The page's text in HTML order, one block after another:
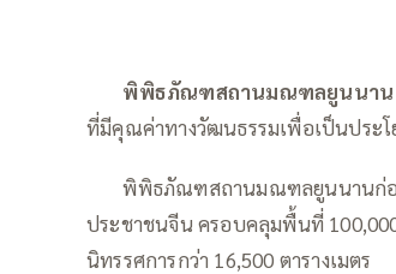
พิพิธภัณฑสถานมณฑลยูนนาน
ที่มีคุณค่าทางวัฒนธรรมเพื่อเป็นประ
——พิพิธภัณฑสถานมณฑลยูนนานก่อ
ประชาชนจีน ครอบคลุมพื้นที่
นิทรรศการกว่า 16,500 ตารางเมตร